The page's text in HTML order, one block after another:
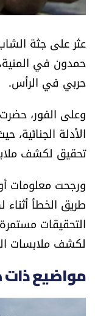
خاص الموقع
كتّابنا
تحت المجهر
آراء
اقتصاد
العالم
الصحافة الإسرائيلية
فصل من كتاب
عثر على جثة
حمدون في
حربي في الرأس.
وعلى الفور،
الأدلة
تحقيق لكشف
ورجحت معلومات
طريق الخطأ
التحقيقات
لكشف ملابسات
مواضيع ذات